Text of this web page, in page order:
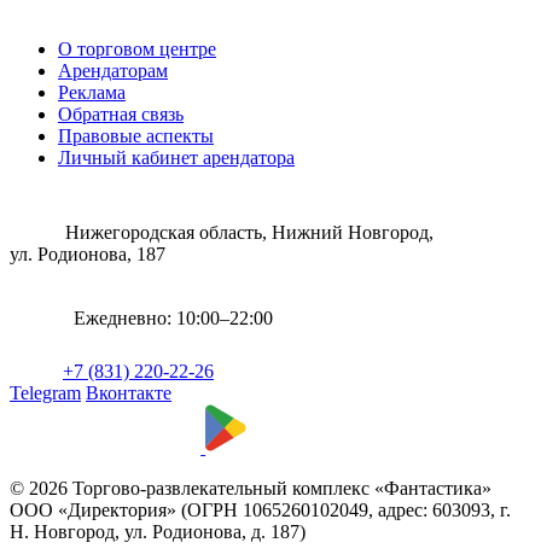
О торговом центре
Арендаторам
Реклама
Обратная связь
Правовые аспекты
Личный кабинет арендатора
Нижегородская область, Нижний Новгород,
ул. Родионова, 187
Ежедневно: 10:00–22:00
+7 (831) 220-22-26
Telegram Вконтакте
© 2026 Торгово-развлекательный комплекс «Фантастика»
ООО «Директория» (ОГРН 1065260102049, адрес: 603093, г.
Н. Новгород, ул. Родионова, д. 187)